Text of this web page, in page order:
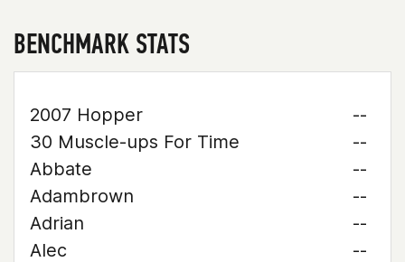
BENCHMARK STATS
2007 Hopper
--
30 Muscle-ups For Time
--
Abbate
--
Adambrown
--
Adrian
--
Alec
--